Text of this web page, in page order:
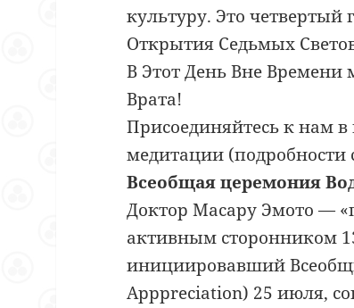
культуру. Это четвертый
Открытия Седьмых
В Этот День Вне
Врата!
Присоединяйтесь к нам
медитации (подробности
Всеобщая церемония
Доктор Масару Эмото —
активным сторонником
инициировавший
Apppreciation) 25 июля,